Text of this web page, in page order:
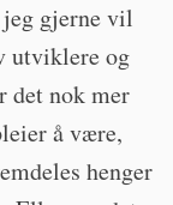
gjerne vil
utviklere og
det nok mer
å være,
henger